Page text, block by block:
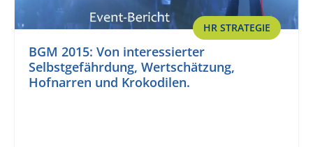
HR STRATEGIE
BGM 2015: Von interessierter
Selbstgefährdung, Wertschätzung,
Hofnarren und Krokodilen.